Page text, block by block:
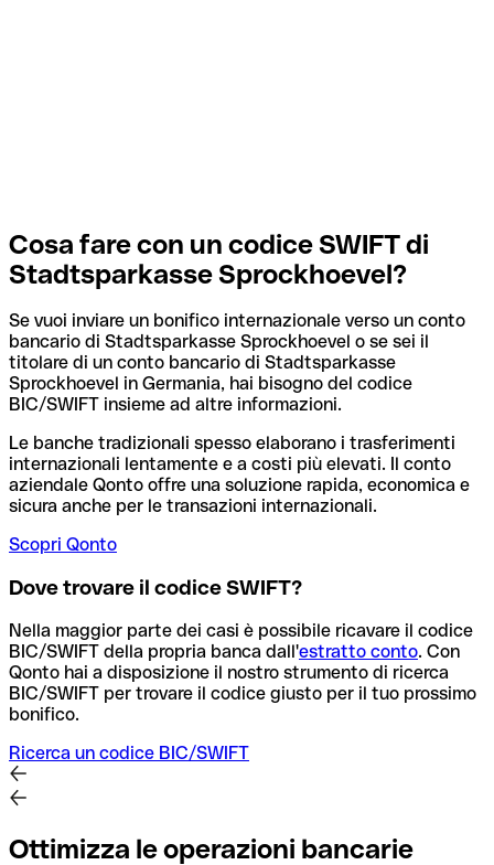
Cosa fare con un codice SWIFT di
Stadtsparkasse Sprockhoevel?
Se vuoi inviare un bonifico internazionale verso un conto
bancario di Stadtsparkasse Sprockhoevel o se sei il
titolare di un conto bancario di Stadtsparkasse
Sprockhoevel in Germania, hai bisogno del codice
BIC/SWIFT insieme ad altre informazioni.
Le banche tradizionali spesso elaborano i trasferimenti
internazionali lentamente e a costi più elevati. Il conto
aziendale Qonto offre una soluzione rapida, economica e
sicura anche per le transazioni internazionali.
Scopri Qonto
Dove trovare il codice SWIFT?
Nella maggior parte dei casi è possibile ricavare il codice
BIC/SWIFT della propria banca dall'estratto conto. Con
Qonto hai a disposizione il nostro strumento di ricerca
BIC/SWIFT per trovare il codice giusto per il tuo prossimo
bonifico.
Ricerca un codice BIC/SWIFT
Ottimizza le operazioni bancarie